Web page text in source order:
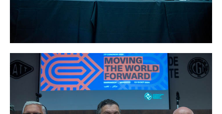
Secretaría administrativa
Secretario tesorero
Secretaría gremial